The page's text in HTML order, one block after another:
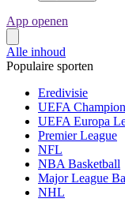
App openen
Alle inhoud
Populaire sporten
Eredivisie
UEFA
UEFA Europa
Premier League
NFL
NBA Basketball
Major League
NHL